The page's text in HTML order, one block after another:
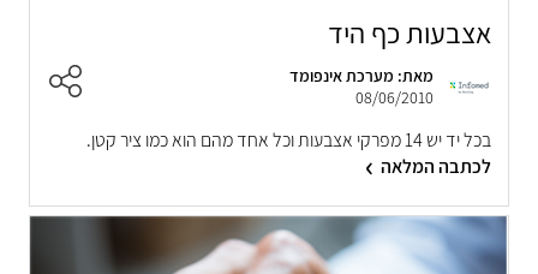
אצבעות כף היד
מאת: מערכת אינפומד
08/06/2010
בכל יד יש 14 מפרקי אצבעות וכל אחד מהם הוא כמו ציר קטן.
לכתבה המלאה